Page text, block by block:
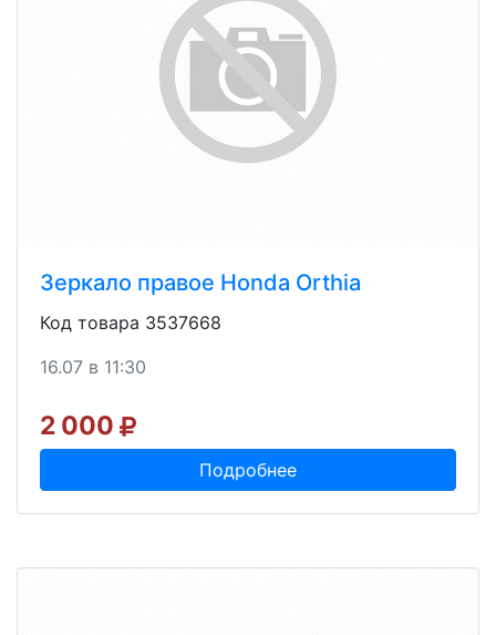
Зеркало правое Honda Orthia
Код товара 3537668
16.07 в 11:30
2 000
Подробнее